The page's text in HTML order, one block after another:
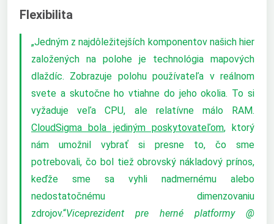
Flexibilita
„Jedným z najdôležitejších komponentov našich hier
založených na polohe je technológia mapových
dlaždíc. Zobrazuje polohu používateľa v reálnom
svete a skutočne ho vtiahne do jeho okolia. To si
vyžaduje veľa CPU, ale relatívne málo RAM.
CloudSigma bola jediným poskytovateľom, ktorý
nám umožnil vybrať si presne to, čo sme
potrebovali, čo bol tiež obrovský nákladový prínos,
keďže sme sa vyhli nadmernému alebo
nedostatočnému dimenzovaniu
zdrojov.“Viceprezident pre herné platformy @